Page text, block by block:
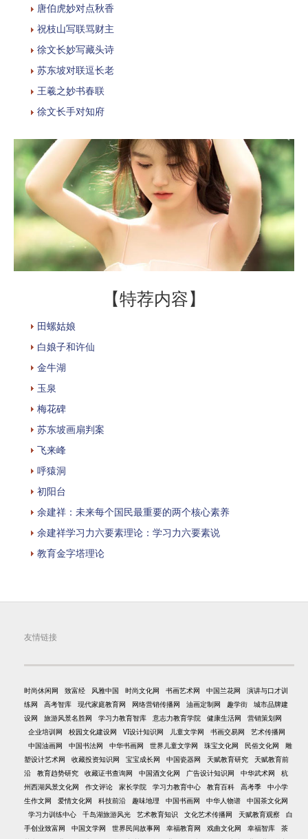
唐伯虎妙对点秋香
祝枝山写联骂财主
徐文长妙写藏头诗
苏东坡对联逗长老
王羲之妙书春联
徐文长手对知府
【特荐内容】
田螺姑娘
白娘子和许仙
金牛湖
玉泉
梅花碑
苏东坡画扇判案
飞来峰
呼猿洞
初阳台
余建祥：未来每个国民最重要的两个核心素养
余建祥学习力六要素理论：学习力六要素说
教育金字塔理论
友情链接
时尚休闲网 致富经 风雅中国 时尚文化网 书画艺术网 中国兰花网
演讲与口才训
练网
高考智库 现代家庭教育网 网络营销传播网 油画定制网 趣学街
城市品牌建
设网
旅游风景名胜网 学习力教育智库 意志力教育学院 健康生活网
营销策划网
企业培训网
校园文化建设网 VI设计知识网 儿童文学网 书画交易网
艺术传播网
中国油画网
中国书法网 中华书画网 世界儿童文学网 珠宝文化网 民俗文化网
雕
塑设计艺术网
收藏投资知识网 宝宝成长网 中国瓷器网 天赋教育研究
天赋教育前
沿
教育趋势研究 收藏证书查询网 中国酒文化网 广告设计知识网 中华武术网
杭
州西湖风景文化网
作文评论 家长学院 学习力教育中心 教育百科 高考季
中小学
生作文网
爱情文化网 科技前沿 趣味地理 中国书画网 中华人物谱
中国茶文化网
学习力训练中心
千岛湖旅游风光 艺术教育知识 文化艺术传播网 天赋教育观察
白
手创业致富网
中国文学网 世界民间故事网 幸福教育网 戏曲文化网 幸福智库
茶